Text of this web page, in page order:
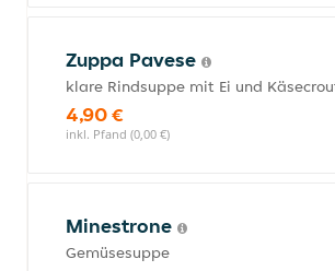
Zuppa Pavese
klare Rindsuppe mit Ei und
4,90 €
inkl. Pfand (0,00 €)
Minestrone
Gemüsesuppe